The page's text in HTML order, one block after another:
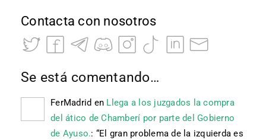
Contacta con nosotros
Se está comentando…
FerMadrid en Llega a los juzgados la compra
del ático de Chamberí por parte del Gobierno
de Ayuso.: “El gran problema de la izquierda es